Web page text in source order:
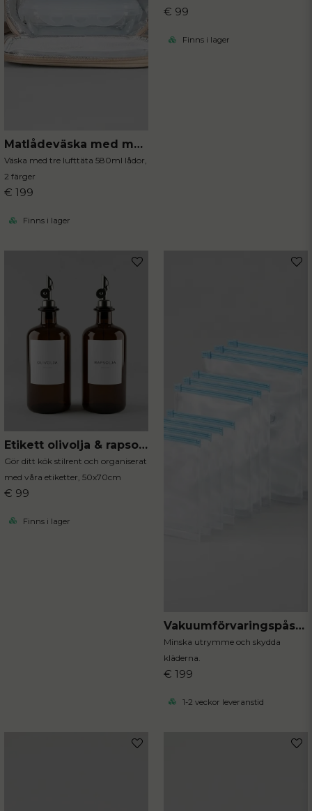
Matlådeväska med matlådor 4-delar
Väska med tre lufttäta 580ml lådor,
2 färger
€ 199
Finns i lager
€ 99
Finns i lager
Etikett olivolja & rapsolja 2-P
Gör ditt kök stilrent och organiserat
med våra etiketter, 50x70cm
€ 99
Finns i lager
Vakuumförvaringspåsar för kläder 10st
Minska utrymme och skydda
kläderna.
€ 199
1-2 veckor leveranstid